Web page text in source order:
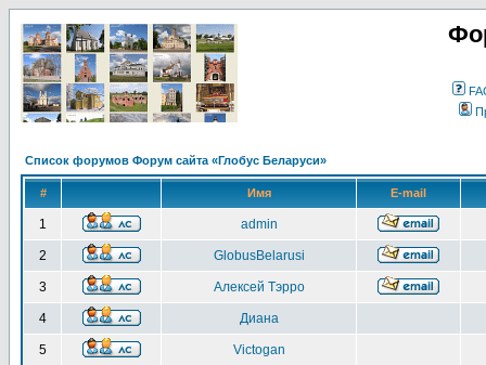
Список форумов Форум сайта «Глобус Беларуси»
# Имя E-mail
1 admin
2 GlobusBelarusi
3 Алексей Тэрро
4 Диана
5 Victogan